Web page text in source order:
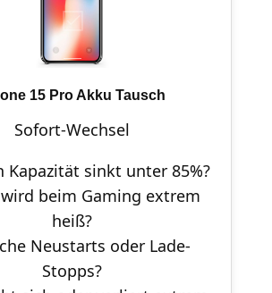
15 Pro Akku Tausch
Sofort-Wechsel
Kapazität sinkt unter 85%?
beim Gaming extrem
heiß?
Neustarts oder Lade-
Stopps?